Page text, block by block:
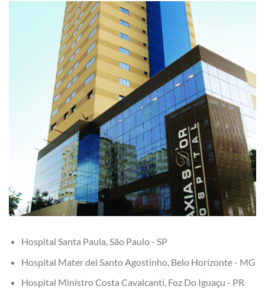
Hospital Santa Paula, São Paulo - SP
Hospital Mater dei Santo Agostinho, Belo Horizonte - MG
Hospital Ministro Costa Cavalcanti, Foz Do Iguaçu - PR